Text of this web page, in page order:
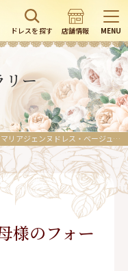
ドレスを探す 店舗情報 MENU
リー
エリアスレースドレス・ジェネラルグレーボレロ＋マリアジェンヌドレス・ベージュミアジャケット｜クリーム／高級感溢れるマザーズドレス
様のフォー